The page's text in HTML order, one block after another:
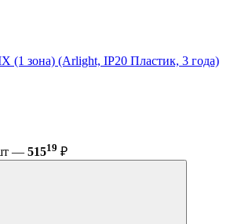
(1 зона) (Arlight, IP20 Пластик, 3 года)
— 51519 ₽